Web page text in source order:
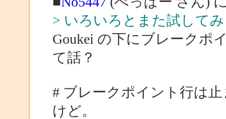
> いろいろとまた試して
Goukei の下にブレークポ
て話？
# ブレークポイント行は
けど。